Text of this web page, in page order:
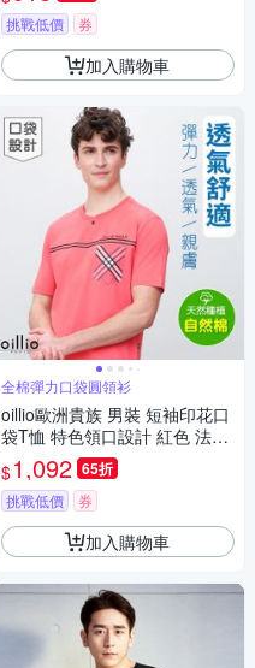
挑戰低價 券
加入購物車
全棉彈力口袋圓領衫
oillio歐洲貴族 男裝 短袖印花口
袋T恤 特色領口設計 紅色 法國
品牌 有大尺碼
$1,092 65折
挑戰低價 券
加入購物車